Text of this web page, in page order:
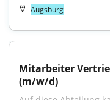
Augsburg
Mitarbeiter
(m/w/d)